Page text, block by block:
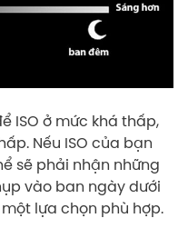
ISO ở mức khá thấp,
Nếu ISO của bạn
sẽ phải nhận những
vào ban ngày dưới
lựa chọn phù hợp.